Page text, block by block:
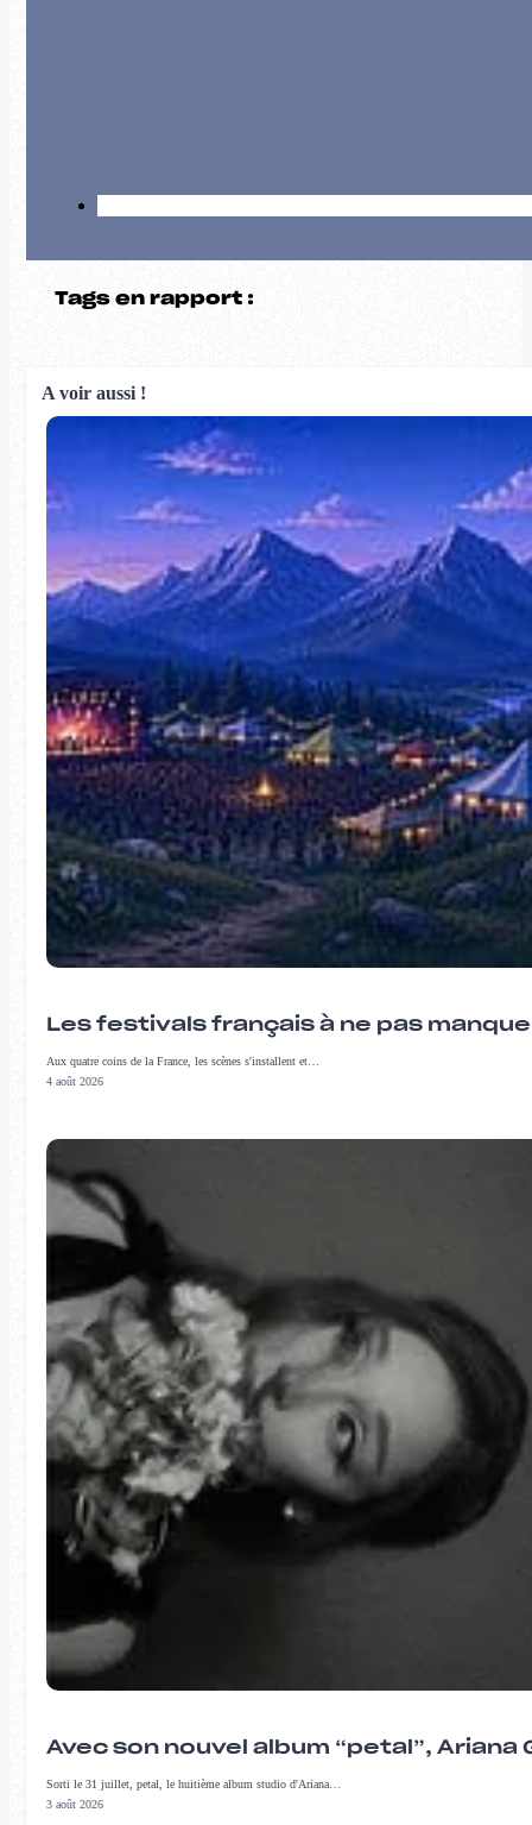
Tags en rapport :
A voir aussi !
Les festivals français à ne pas
Aux quatre coins de la France, les scènes s'installent et…
4 août 2026
Avec son nouvel album “petal”,
Sorti le 31 juillet, petal, le huitième album studio d'Ariana…
3 août 2026